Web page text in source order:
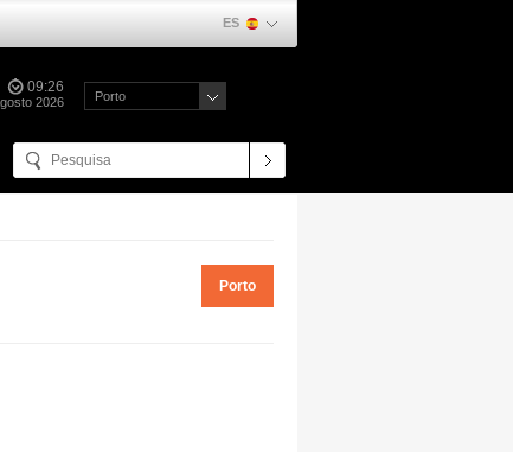
ES
09:26
2026 Porto
Porto